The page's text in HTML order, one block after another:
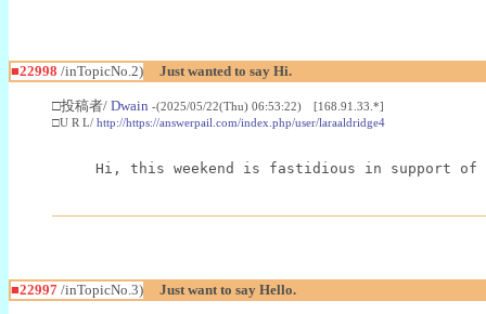
■22998 /inTopicNo.2) Just wanted to say Hi.
□投稿者/ Dwain -(2025/05/22(Thu) 06:53:22) [168.91.33.*]
□U R L/ http://https://answerpail.com/index.php/user/laraaldridge4
Hi, this weekend is fastidious in support of
■22997 /inTopicNo.3) Just want to say Hello.